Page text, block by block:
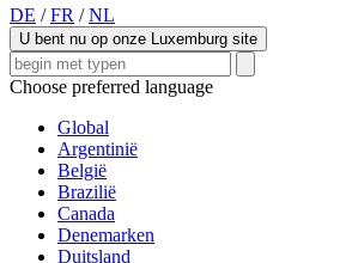
DE / FR / NL
U bent nu op onze Luxemburg site
Choose preferred language
Global
Argentinië
België
Brazilië
Canada
Denemarken
Duitsland